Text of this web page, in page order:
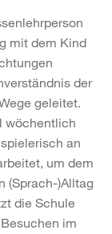
mit dem Kind
der
geleitet.
wöchentlich
an
um dem
(Sprach-)Alltag
die Schule
im